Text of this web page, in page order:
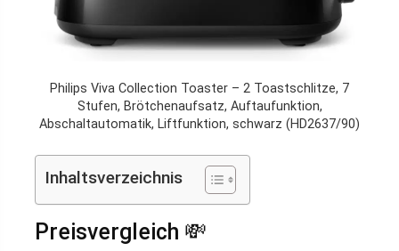
Philips Viva Collection Toaster – 2 Toastschlitze, 7
Stufen, Brötchenaufsatz, Auftaufunktion,
Abschaltautomatik, Liftfunktion, schwarz (HD2637/90)
Inhaltsverzeichnis
Preisvergleich 💸